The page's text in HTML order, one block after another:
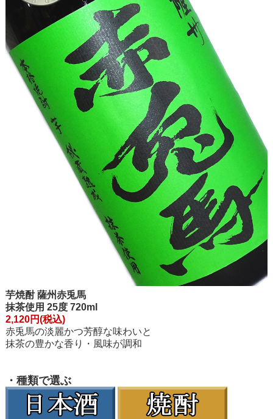
芋焼酎 薩州赤兎馬
抹茶使用 25度 720ml
2,120円(税込)
赤兎馬の淡麗かつ芳醇な味わいと
抹茶の豊かな香り・風味が調和
・種類で選ぶ